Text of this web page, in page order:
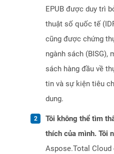
EPUB được duy trì
thuật số quốc tế
cũng được chứng
ngành sách (BISG),
sách hàng đầu về
tin và sự kiện tiêu
dung.
Tôi không thể tìm
thích của mình. Tôi
Aspose.Total